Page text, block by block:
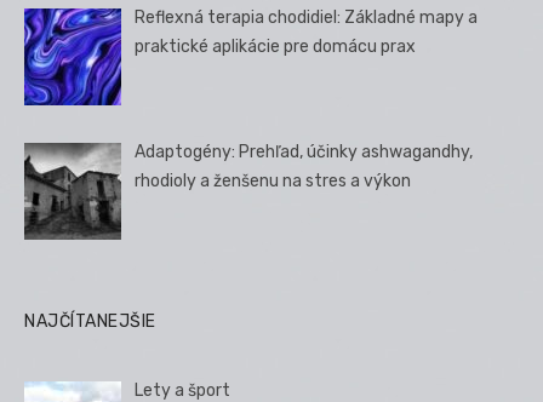
Reflexná terapia chodidiel: Základné mapy a
praktické aplikácie pre domácu prax
Adaptogény: Prehľad, účinky ashwagandhy,
rhodioly a ženšenu na stres a výkon
NAJČÍTANEJŠIE
Lety a šport